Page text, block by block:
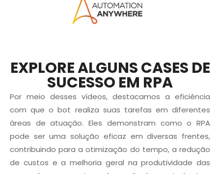
EXPLORE ALGUNS CASES DE
SUCESSO EM RPA
Por meio desses vídeos, destacamos a eficiência
com que o bot realiza suas tarefas em diferentes
áreas de atuação. Eles demonstram como o RPA
pode ser uma solução eficaz em diversas frentes,
contribuindo para a otimização do tempo, a redução
de custos e a melhoria geral na produtividade das